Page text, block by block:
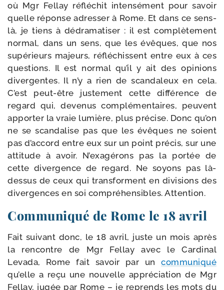
où Mgr Fellay réflé­chit inten­sé­ment pour savoir
quelle réponse adres­ser à Rome. Et dans ce sens-​
là, je tiens à dédra­ma­ti­ser : il est com­plè­te­ment
nor­mal, dans un sens, que les évêques, que nos
supé­rieurs majeurs, réflé­chissent entre eux à ces
ques­tions. Il est nor­mal qu’il y ait des opi­nions
diver­gentes. Il n’y a rien de scan­da­leux en cela.
C’est peut-​être jus­te­ment cette dif­fé­rence de
regard qui, deve­nus com­plé­men­taires, peuvent
appor­ter la vraie lumière, plus pré­cise. Donc qu’on
ne se scan­da­lise pas que les évêques ne soient
pas d’accord entre eux sur un point pré­cis, sur une
atti­tude à avoir. N’exagérons pas la por­tée de
cette diver­gence de regard. Ne soyons pas là-​
dessus de ceux qui trans­forment en divi­sions des
diver­gences en soi com­pré­hen­sibles. Attention.
Communiqué de Rome le 18 avril
Fait sui­vant donc, le 18 avril, juste un mois après
la ren­contre de Mgr Fellay avec le Cardinal
Levada, Rome fait savoir par un com­mu­ni­qué
qu’elle a reçu une nou­velle appré­cia­tion de Mgr
Fellay, jugée par Rome – je reprends les mots du